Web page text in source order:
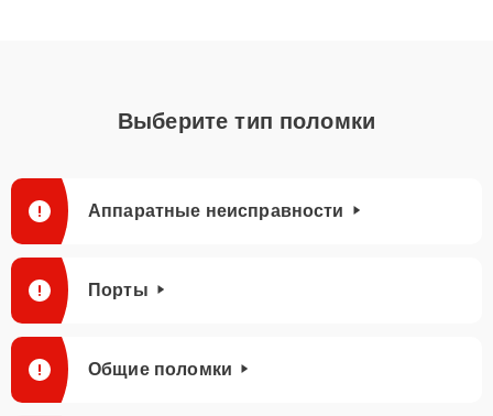
Выберите тип поломки
Аппаратные неисправности
Порты
Общие поломки